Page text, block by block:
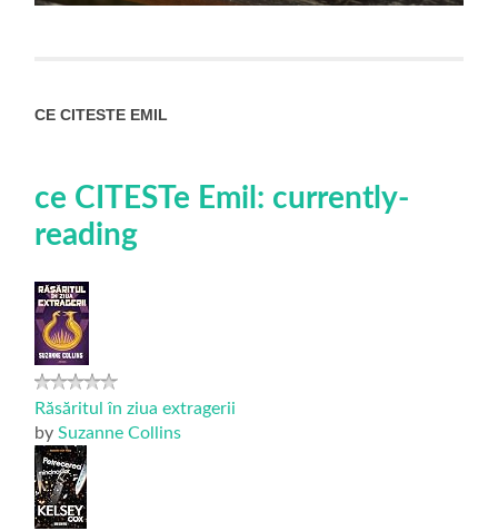
CE CITESTE EMIL
ce CITESTe Emil: currently-
reading
Răsăritul în ziua extragerii
bySuzanne Collins